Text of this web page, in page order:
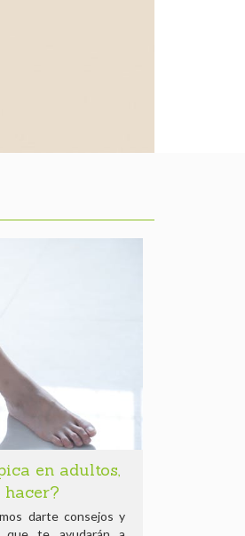
en adultos,
hacer?
darte consejos y